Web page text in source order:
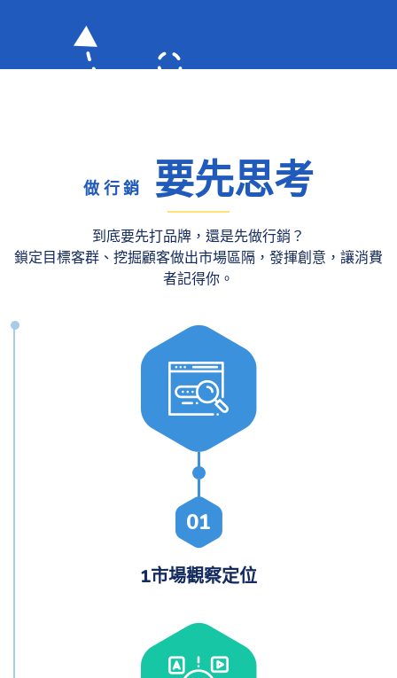
做行銷 要先思考
到底要先打品牌，還是先做行銷？
鎖定目標客群、挖掘顧客做出市場區隔，發揮創意，讓消費
者記得你。
01
1市場觀察定位